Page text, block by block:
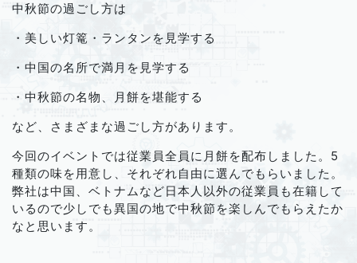
中秋節の過ごし方は
・美しい灯篭・ランタンを見学する
・中国の名所で満月を見学する
・中秋節の名物、月餅を堪能する
など、さまざまな過ごし方があります。
今回のイベントでは従業員全員に月餅を配布しました。5
種類の味を用意し、それぞれ自由に選んでもらいました。
弊社は中国、ベトナムなど日本人以外の従業員も在籍して
いるので少しでも異国の地で中秋節を楽しんでもらえたか
なと思います。